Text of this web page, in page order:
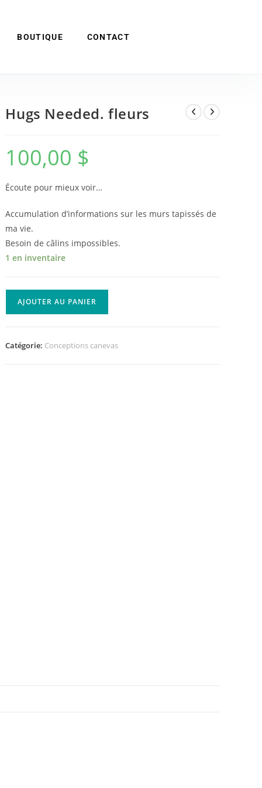
BOUTIQUE CONTACT
Hugs Needed. fleurs
100,00 $
Écoute pour mieux voir…
Accumulation d’informations sur les murs tapissés de
ma vie.
Besoin de câlins impossibles.
1 en inventaire
AJOUTER AU PANIER
Catégorie: Conceptions canevas